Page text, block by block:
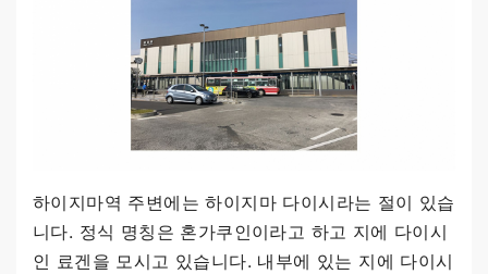
하이지마역 주변에는 하이지마 다이시라는 절이 있습
니다. 정식 명칭은 혼가쿠인이라고 하고 지에 다이시
인 료겐을 모시고 있습니다. 내부에 있는 지에 다이시